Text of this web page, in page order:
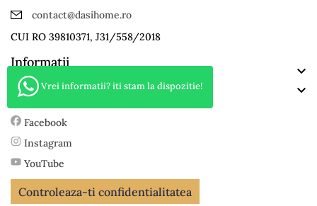
contact@dasihome.ro
CUI RO 39810371, J31/558/2018
Informatii

Categorii

Facebook
Instagram
YouTube
Controleaza-ti confidentialitatea
Vrei informatii? iti stam la dispozitie!